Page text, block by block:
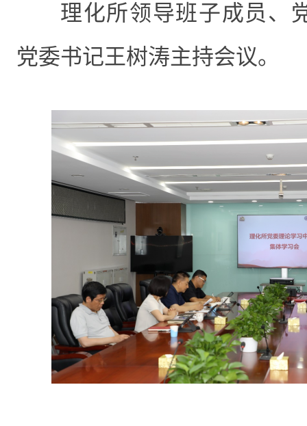
理化所领导班子成员、
党委书记王树涛主持会议。